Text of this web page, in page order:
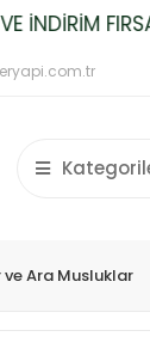
Ara Musluklar